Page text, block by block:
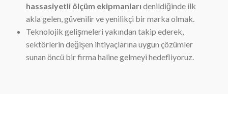
hassasiyetli ölçüm ekipmanları denildiğinde ilk
akla gelen, güvenilir ve yenilikçi bir marka olmak.
Teknolojik gelişmeleri yakından takip ederek,
sektörlerin değişen ihtiyaçlarına uygun çözümler
sunan öncü bir firma haline gelmeyi hedefliyoruz.